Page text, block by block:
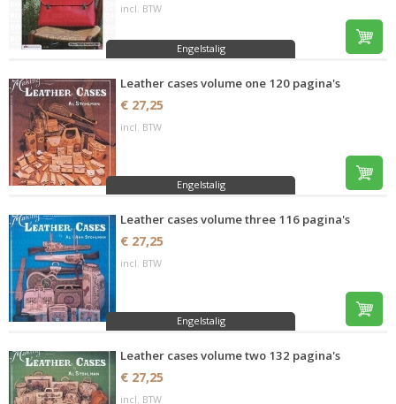
incl. BTW
Engelstalig
Leather cases volume one 120 pagina's
€ 27,25
incl. BTW
Engelstalig
Leather cases volume three 116 pagina's
€ 27,25
incl. BTW
Engelstalig
Leather cases volume two 132 pagina's
€ 27,25
incl. BTW